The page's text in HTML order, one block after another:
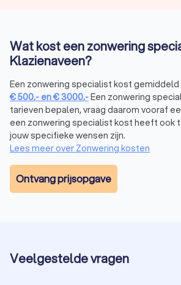
Wat kost een zonwering
Klazienaveen?
Een zonwering specialist kost
€500,- en€3000,-Een zonwering
tarieven bepalen, vraag daarom vooraf
een zonwering specialist kost heeft ook
jouw specifieke wensen zijn.
Lees meer over Zonwering kosten
Ontvang prijsopgave
Veelgestelde vragen